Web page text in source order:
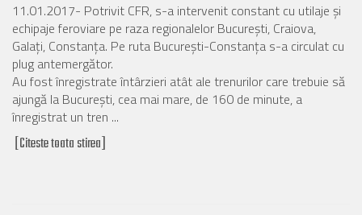
11.01.2017- Potrivit CFR, s-a intervenit constant cu utilaje și
echipaje feroviare pe raza regionalelor București, Craiova,
Galați, Constanța. Pe ruta Bucureşti-Constanţa s-a circulat cu
plug antemergător.
Au fost înregistrate întârzieri atât ale trenurilor care trebuie să
ajungă la București, cea mai mare, de 160 de minute, a
înregistrat un tren ...
[Citeste toata stirea]